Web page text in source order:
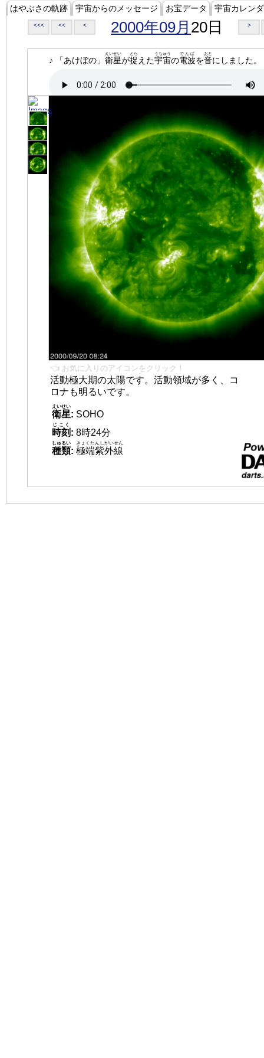
はやぶさの軌跡 宇宙からのメッセージ お宝データ 宇宙カレン
<<< << < 2000年09月 20日 >
♪ 「あけぼの」 衛星
えいせい
が捉
とら
えた宇宙
うちゅう
の電波
でんぱ
を音
おと
にしました。
👈 お気に入りのアイコンをクリック！
活動極大期の太陽です。活動領域が多く、コ
ロナも明るいです。
衛星
えいせい
: SOHO
時刻
じこく
: 8時24分
種類
しゅるい
: 極端紫外線
きょくたんしがいせん